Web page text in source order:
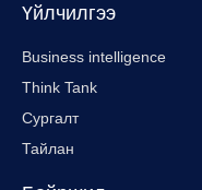
Үйлчилгээ
Business intelligence
Think Tank
Сургалт
Тайлан